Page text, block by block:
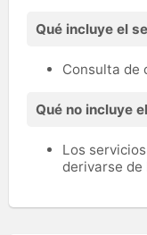
Qué incluye el
Consulta de
Qué no incluye
Los
derivarse de